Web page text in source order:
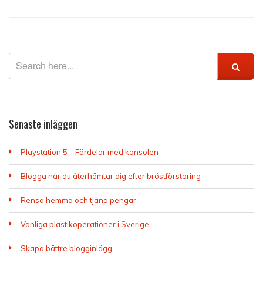
Senaste inläggen
Playstation 5 – Fördelar med konsolen
Blogga när du återhämtar dig efter bröstförstoring
Rensa hemma och tjäna pengar
Vanliga plastikoperationer i Sverige
Skapa bättre blogginlägg